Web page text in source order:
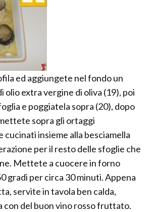
ed aggiungete nel fondo un
olio extra vergine di oliva (19), poi
e poggiatela sopra (20), dopo
sopra gli ortaggi
insieme alla besciamella
per il resto delle sfoglie che
Mettete a cuocere in forno
gradi per circa 30 minuti. Appena
servite in tavola ben calda,
con del buon vino rosso fruttato.